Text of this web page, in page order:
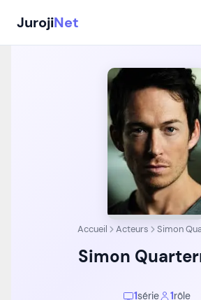
contenu
JurojiNet
Accueil Acteurs Simon
Simon
1série 1rôle